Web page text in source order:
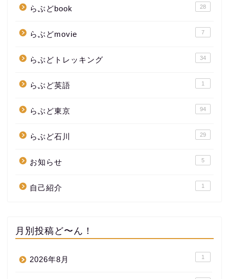
らぶどbook 28
らぶどmovie 7
らぶどトレッキング 34
らぶど英語 1
らぶど東京 94
らぶど石川 29
お知らせ 5
自己紹介 1
月別投稿ど〜ん！
2026年8月 1